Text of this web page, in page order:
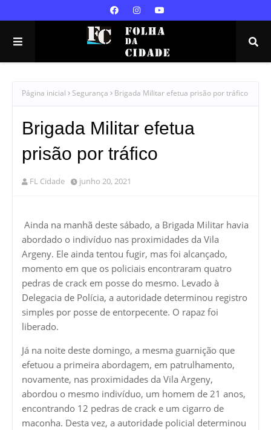
Página inicial Segurança Brigada Militar efetua prisão por tráfico
Brigada Militar efetua
prisão por tráfico
FL Cidade junho 20, 2021
Ainda na manhã deste sábado, a Brigada Militar havia
abordado o indivíduo nas proximidades da Vila
Argeny. Ele ainda tentou fugir, mas foi alcançado,
momento em que os policiais encontraram quatro
pedras de crack em posse do mesmo. Levado à
Delegacia de Polícia, a autoridade determinou registro
simples por posse de entorpecente. O rapaz foi
liberado.
Já na noite deste domingo, a mesma guarnição que
efetuou a primeira abordagem, em patrulhamento,
novamente, nas proximidades da Vila Argeny,
abordou o mesmo indivíduo, um homem de 21 anos,
encontrando 12 pedras de crack e um cigarro de
maconha. Desta vez, a autoridade policial determinou